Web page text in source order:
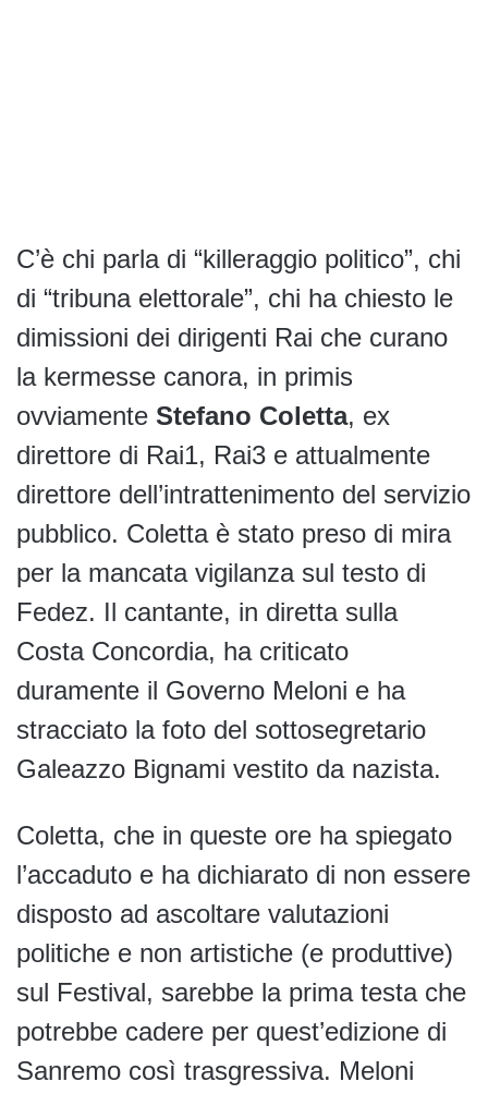
C’è chi parla di “killeraggio politico”, chi
di “tribuna elettorale”, chi ha chiesto le
dimissioni dei dirigenti Rai che curano
la kermesse canora, in primis
ovviamente Stefano Coletta, ex
direttore di Rai1, Rai3 e attualmente
direttore dell’intrattenimento del servizio
pubblico. Coletta è stato preso di mira
per la mancata vigilanza sul testo di
Fedez. Il cantante, in diretta sulla
Costa Concordia, ha criticato
duramente il Governo Meloni e ha
stracciato la foto del sottosegretario
Galeazzo Bignami vestito da nazista.
Coletta, che in queste ore ha spiegato
l’accaduto e ha dichiarato di non essere
disposto ad ascoltare valutazioni
politiche e non artistiche (e produttive)
sul Festival, sarebbe la prima testa che
potrebbe cadere per quest’edizione di
Sanremo così trasgressiva. Meloni